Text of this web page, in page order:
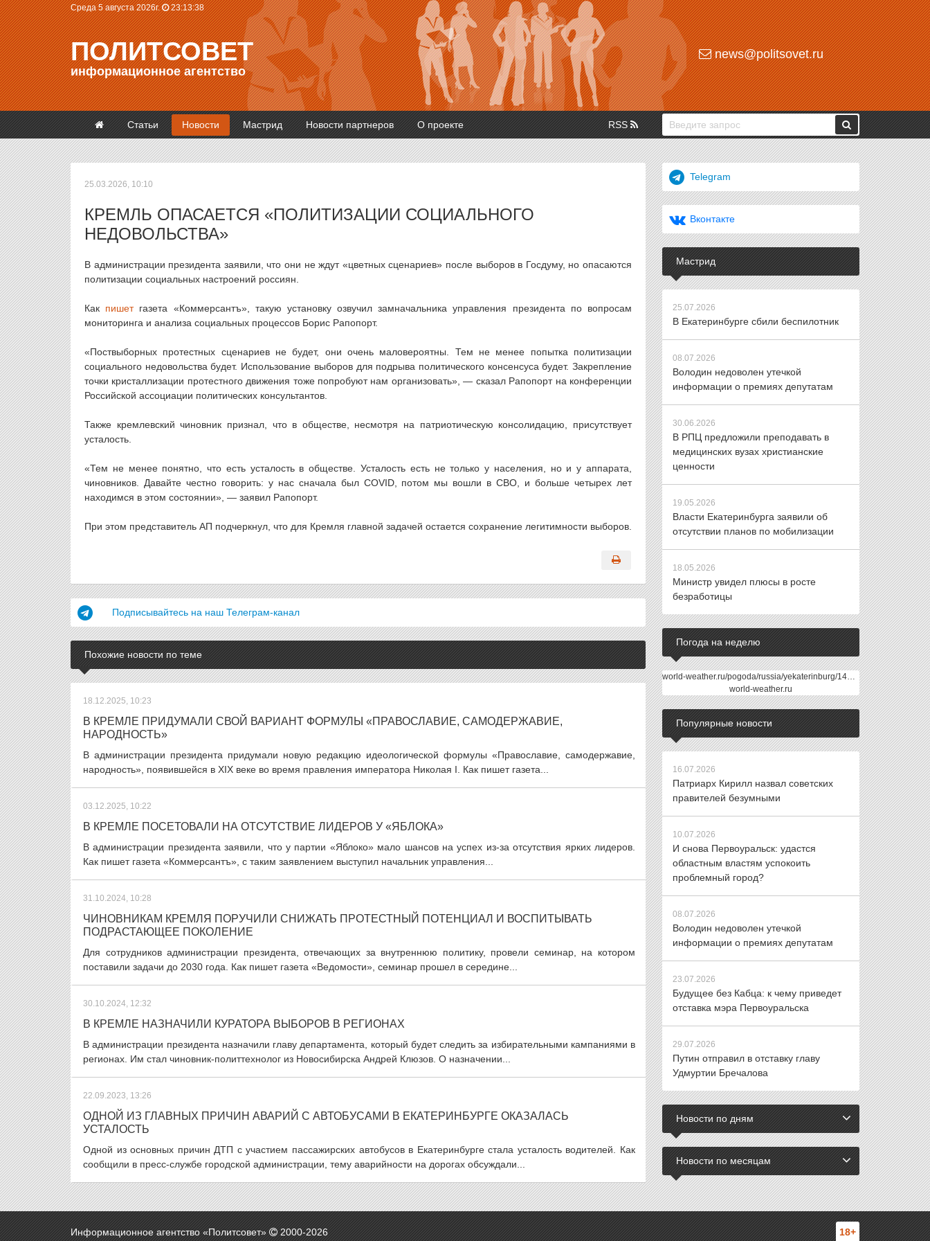
Среда 5 августа 2026г. 23:13:38
ПОЛИТСОВЕТ
информационное агентство
news@politsovet.ru
Статьи Новости Мастрид Новости партнеров О проекте RSS
25.03.2026, 10:10
КРЕМЛЬ ОПАСАЕТСЯ «ПОЛИТИЗАЦИИ СОЦИАЛЬНОГО
НЕДОВОЛЬСТВА»
В администрации президента заявили, что они не ждут «цветных сценариев» после выборов в Госдуму, но опасаются
политизации социальных настроений россиян.
Как пишетгазета «Коммерсантъ», такую установку озвучил замначальника управления президента по вопросам
мониторинга и анализа социальных процессов Борис Рапопорт.
«Поствыборных протестных сценариев не будет, они очень маловероятны. Тем не менее попытка политизации
социального недовольства будет. Использование выборов для подрыва политического консенсуса будет. Закрепление
точки кристаллизации протестного движения тоже попробуют нам организовать», — сказал Рапопорт на конференции
Российской ассоциации политических консультантов.
Также кремлевский чиновник признал, что в обществе, несмотря на патриотическую консолидацию, присутствует
усталость.
«Тем не менее понятно, что есть усталость в обществе. Усталость есть не только у населения, но и у аппарата,
чиновников. Давайте честно говорить: у нас сначала был COVID, потом мы вошли в СВО, и больше четырех лет
находимся в этом состоянии», — заявил Рапопорт.
При этом представитель АП подчеркнул, что для Кремля главной задачей остается сохранение легитимности выборов.
Подписывайтесь на наш Телеграм-канал
Похожие новости по теме
18.12.2025, 10:23
В КРЕМЛЕ ПРИДУМАЛИ СВОЙ ВАРИАНТ ФОРМУЛЫ «ПРАВОСЛАВИЕ, САМОДЕРЖАВИЕ,
НАРОДНОСТЬ»
В администрации президента придумали новую редакцию идеологической формулы «Православие, самодержавие,
народность», появившейся в XIX веке во время правления императора Николая I. Как пишет газета...
03.12.2025, 10:22
В КРЕМЛЕ ПОСЕТОВАЛИ НА ОТСУТСТВИЕ ЛИДЕРОВ У «ЯБЛОКА»
В администрации президента заявили, что у партии «Яблоко» мало шансов на успех из-за отсутствия ярких лидеров.
Как пишет газета «Коммерсантъ», с таким заявлением выступил начальник управления...
31.10.2024, 10:28
ЧИНОВНИКАМ КРЕМЛЯ ПОРУЧИЛИ СНИЖАТЬ ПРОТЕСТНЫЙ ПОТЕНЦИАЛ И ВОСПИТЫВАТЬ
ПОДРАСТАЮЩЕЕ ПОКОЛЕНИЕ
Для сотрудников администрации президента, отвечающих за внутреннюю политику, провели семинар, на котором
поставили задачи до 2030 года. Как пишет газета «Ведомости», семинар прошел в середине...
30.10.2024, 12:32
В КРЕМЛЕ НАЗНАЧИЛИ КУРАТОРА ВЫБОРОВ В РЕГИОНАХ
В администрации президента назначили главу департамента, который будет следить за избирательными кампаниями в
регионах. Им стал чиновник-политтехнолог из Новосибирска Андрей Клюзов. О назначении...
22.09.2023, 13:26
ОДНОЙ ИЗ ГЛАВНЫХ ПРИЧИН АВАРИЙ С АВТОБУСАМИ В ЕКАТЕРИНБУРГЕ ОКАЗАЛАСЬ
УСТАЛОСТЬ
Одной из основных причин ДТП с участием пассажирских автобусов в Екатеринбурге стала усталость водителей. Как
сообщили в пресс-службе городской администрации, тему аварийности на дорогах обсуждали...
Telegram
Вконтакте
Мастрид
25.07.2026
В Екатеринбурге сбили беспилотник
08.07.2026
Володин недоволен утечкой
информации о премиях депутатам
30.06.2026
В РПЦ предложили преподавать в
медицинских вузах христианские
ценности
19.05.2026
Власти Екатеринбурга заявили об
отсутствии планов по мобилизации
18.05.2026
Министр увидел плюсы в росте
безработицы
Погода на неделю
world-weather.ru/pogoda/russia/yekaterinburg/14days/
world-weather.ru
Популярные новости
16.07.2026
Патриарх Кирилл назвал советских
правителей безумными
10.07.2026
И снова Первоуральск: удастся
областным властям успокоить
проблемный город?
08.07.2026
Володин недоволен утечкой
информации о премиях депутатам
23.07.2026
Будущее без Кабца: к чему приведет
отставка мэра Первоуральска
29.07.2026
Путин отправил в отставку главу
Удмуртии Бречалова
Новости по дням
Новости по месяцам
Информационное агентство «Политсовет» 2000-2026 18+